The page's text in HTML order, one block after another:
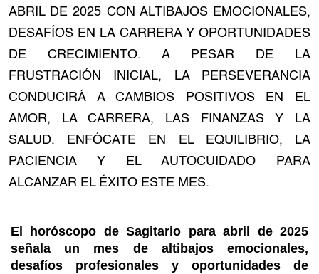
ABRIL DE 2025 CON ALTIBAJOS EMOCIONALES,
DESAFÍOS EN LA CARRERA Y OPORTUNIDADES
DE CRECIMIENTO. A PESAR DE LA
FRUSTRACIÓN INICIAL, LA PERSEVERANCIA
CONDUCIRÁ A CAMBIOS POSITIVOS EN EL
AMOR, LA CARRERA, LAS FINANZAS Y LA
SALUD. ENFÓCATE EN EL EQUILIBRIO, LA
PACIENCIA Y EL AUTOCUIDADO PARA
ALCANZAR EL ÉXITO ESTE MES.
El horóscopo de Sagitario para abril de 2025
señala un mes de altibajos emocionales,
desafíos profesionales y oportunidades de